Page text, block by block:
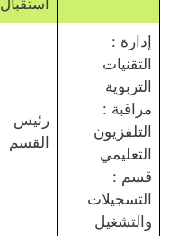
إدارة :
التقنيات
التربوية
مراقبة :
التلفزيون
التعليمي
قسم :
التسجيلات
والتشغيل
رئيس
القسم